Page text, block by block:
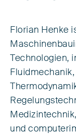
Florian Henke
Technologien,
und